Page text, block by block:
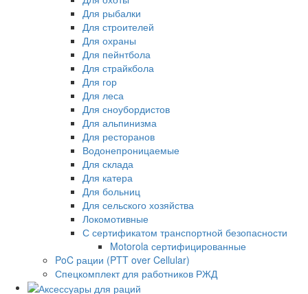
Для рыбалки
Для строителей
Для охраны
Для пейнтбола
Для страйкбола
Для гор
Для леса
Для сноубордистов
Для альпинизма
Для ресторанов
Водонепроницаемые
Для склада
Для катера
Для больниц
Для сельского хозяйства
Локомотивные
С сертификатом транспортной безопасности
Motorola сертифицированные
PoC рации (PTT over Cellular)
Спецкомплект для работников РЖД